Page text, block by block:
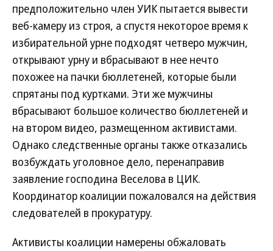
предположительно член УИК пытается вывести
веб-камеру из строя, а спустя некоторое время к
избирательной урне подходят четверо мужчин,
открывают урну и вбрасывают в нее нечто
похожее на пачки бюллетеней, которые были
спрятаны под куртками. Эти же мужчины
вбрасывают большое количество бюллетеней и
на втором видео, размещенном активистами.
Однако следственные органы также отказались
возбуждать уголовное дело, перенаправив
заявление господина Веселова в ЦИК.
Координатор коалиции пожаловался на действия
следователей в прокуратуру.
Активисты коалиции намерены обжаловать